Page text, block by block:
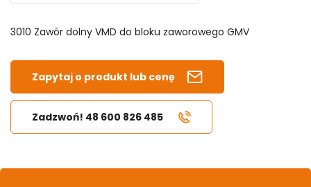
3010 Zawór dolny VMD do bloku zaworowego GMV
Zapytaj o produkt lub cenę
Zadzwoń! 48 600 826 485